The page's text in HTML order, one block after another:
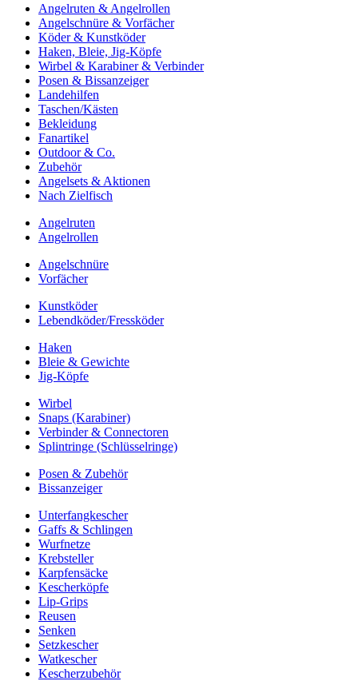
Angelruten & Angelrollen
Angelschnüre & Vorfächer
Köder & Kunstköder
Haken, Bleie, Jig-Köpfe
Wirbel & Karabiner & Verbinder
Posen & Bissanzeiger
Landehilfen
Taschen/Kästen
Bekleidung
Fanartikel
Outdoor & Co.
Zubehör
Angelsets & Aktionen
Nach Zielfisch
Angelruten
Angelrollen
Angelschnüre
Vorfächer
Kunstköder
Lebendköder/Fressköder
Haken
Bleie & Gewichte
Jig-Köpfe
Wirbel
Snaps (Karabiner)
Verbinder & Connectoren
Splintringe (Schlüsselringe)
Posen & Zubehör
Bissanzeiger
Unterfangkescher
Gaffs & Schlingen
Wurfnetze
Krebsteller
Karpfensäcke
Kescherköpfe
Lip-Grips
Reusen
Senken
Setzkescher
Watkescher
Kescherzubehör